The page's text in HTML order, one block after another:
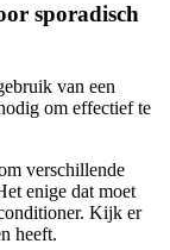
sporadisch
van een
om effectief te
verschillende
enige dat moet
Kijk er
heeft.